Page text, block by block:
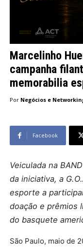
Marcelinho
campanha
memorabilia
Por Negócios e
Facebook
Veiculada na
da iniciativa, a
esporte a
doação e prêmios
do basquete
São Paulo, maio de